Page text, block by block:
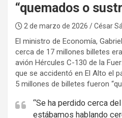
“quemados o
2 de marzo de 2026 / César
El ministro de Economía,
cerca de 17 millones billetes
avión Hércules C-130 de la
que se accidentó en El Alto el
5 millones de billetes fueron
“Se ha perdido cerca
estábamos hablando